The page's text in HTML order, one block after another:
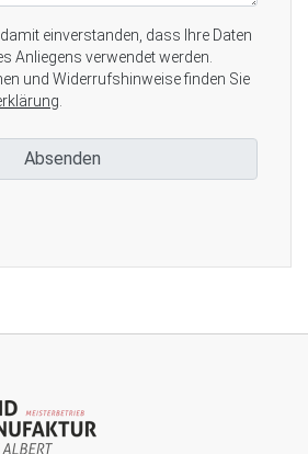
einverstanden, dass Ihre Daten
Anliegens verwendet werden.
und Widerrufshinweise finden Sie